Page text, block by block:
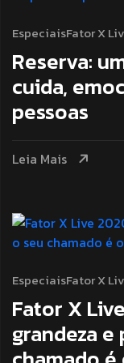
EspeciaisFator X
Reserva:
cuida,
pessoas
Leia Mais
EspeciaisFator X
Fator X
grandeza